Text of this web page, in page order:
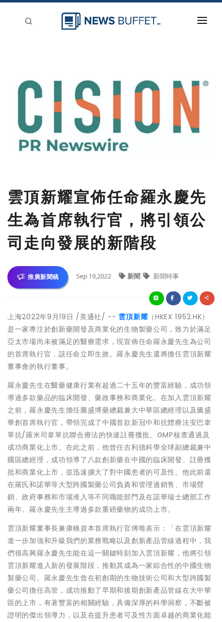
登入
雲頂新耀宣佈任命羅永慶先
生為首席執行官，將引領公
司走向發展的新階段
推廣新聞稿 Sep 19,2022 新聞 新聞時事
上海2022年9月19日 /美通社/ -- 雲頂新耀 （HKEX 1952.HK）
是一家專注於創新藥開發及商業化的生物製藥公司，致力於滿足
亞太市場尚未被滿足的醫療需求，現宣佈任命羅永慶先生為公司
的首席執行官，該任命立即生效。羅永慶先生還將擔任雲頂新耀
董事會的執行董事。
羅永慶先生在醫藥健康行業有超過二十五年的豐富經驗，成功領
導過多款藥品的臨床開發、藥政事務和商業化。在加入雲頂新耀
之前，羅永慶先生擔任騰盛博藥總裁兼大中華區總經理以及騰盛
華創首席執行官，帶領完成了中國首款新冠中和抗體療法安巴韋
單抗/羅米司韋單抗聯合療法的快速註冊獲批、GMP核查通過及
成功商業化上市。在此之前，他曾任吉利德科學全球副總裁兼中
國區總經理，成功領導了八款創新藥在中國的臨床開發、註冊獲
批和商業化上市，並迅速擴大了對中國患者的可及性。他此前還
在羅氏和諾華等大型跨國製藥公司負責和管理過銷售、市場營
銷、政府事務和市場准入等不同職能部門及在諾華瑞士總部工作
兩年。羅永慶先生主導過多款重磅藥物的成功上市。
雲頂新耀董事長兼康橋資本首席執行官傅唯表示：「在雲頂新耀
進一步加強和升級我們的業務戰略以及創新產品管線過程中，我
們很高興羅永慶先生能在這一關鍵時刻加入雲頂新耀，他將引領
雲頂新耀進入新的發展階段，推動其成為一家綜合性的中國生物
製藥公司。羅永慶先生曾在初創期的生物技術公司和大型跨國製
藥公司擔任高管，成功推動了早期和後期創新產品管線在大中華
區的上市，有著豐富的相關經驗，具備深厚的科學洞察，不斷被
證明的傑出領導力，以及在提升患者可及性方面卓越的商業化能